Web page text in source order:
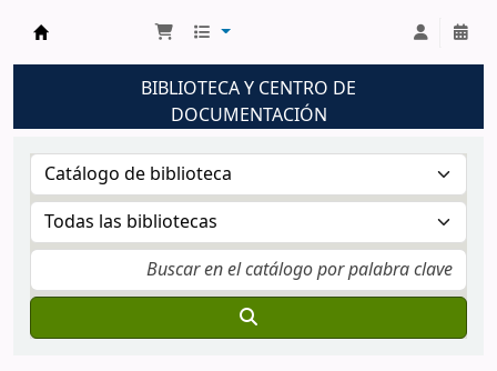
Biblioteca UNM
BIBLIOTECA Y CENTRO DE
DOCUMENTACIÓN